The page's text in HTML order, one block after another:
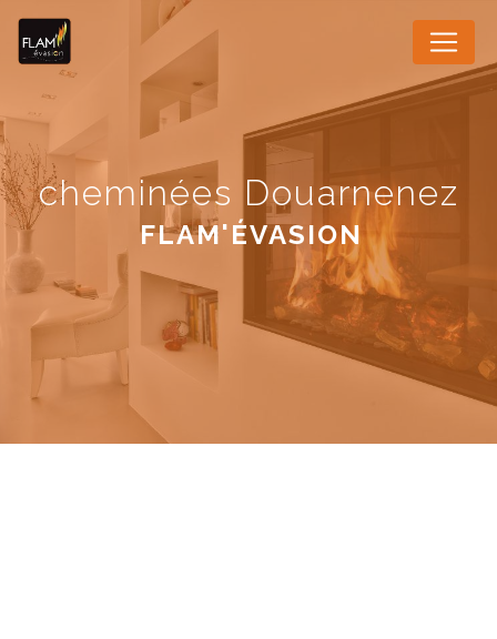
cheminées Douarnenez
FLAM'ÉVASION
Panneau de gestion des cookies